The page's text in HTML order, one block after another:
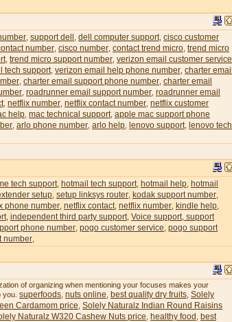
support dell dell computer support, cisco customer
number cisco number contact trend micro trend micro
, trend micro support number verizon email customer service
tech support, verizon email help phone number charter email
charter email support phone number charter email
roadrunner email support number roadrunner email
, netflix number netflix contact number netflix customer
help mac technical support, apple mac support phone
arlo phone number arlo help lenovo support,
lenovo tech
tech support hotmail tech support hotmail help hotmail
setup setup linksys router kodak support number
phone number netflix contact netflix number kindle help
independent third party support Voice support, support
phone number pogo customer service pogo support
number
of organizing when mentioning your focuses makes your
superfoods nuts online best quality dry fruits Solely
Cardamom price Solely Naturalz Indian Round Raisins
Naturalz W320 Cashew Nuts price healthy food
best